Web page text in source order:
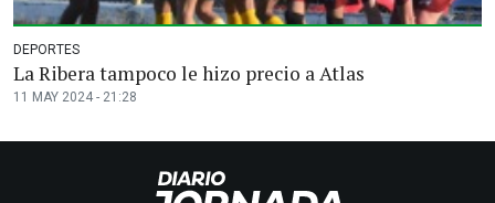
DEPORTES
La Ribera tampoco le hizo precio a Atlas
11 MAY 2024 - 21:28